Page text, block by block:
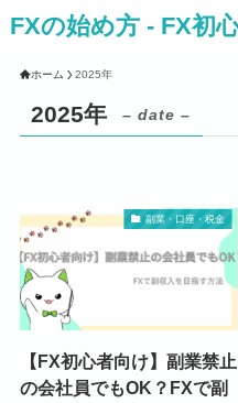
FXの始め方 - FX初
ホーム 2025年
2025年 – date –
副業・口座・税金
【FX初心者向け】副業禁止
の会社員でもOK？FXで副